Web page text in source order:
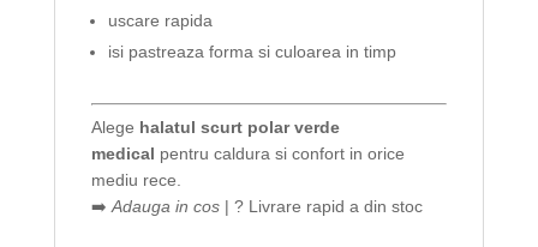
uscare rapida
isi pastreaza forma si culoarea in timp
Alege halatul scurt polar verde
medical pentru caldura si confort in orice
mediu rece.
➡️ Adauga in cos| ? Livrare rapid a din stoc